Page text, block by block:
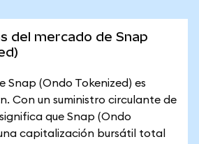
del mercado de Snap
Snap (Ondo Tokenized) es
Con un suministro circulante de
que Snap (Ondo
capitalización bursátil total